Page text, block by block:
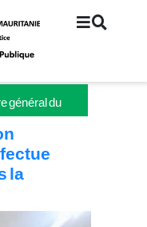
général du
la Fonction
Travail
de la
la
de
la